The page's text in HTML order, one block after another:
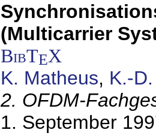
(Multicarrier
BibTEX
K. Matheus, K.-
2. OFDM-
1. September